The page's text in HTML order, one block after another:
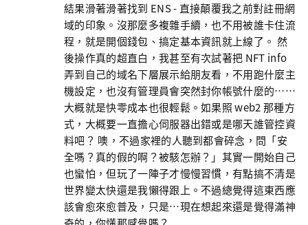
結果滑著滑著找到 ENS - 直接顛覆我之前對註冊網
域的印象。沒那麼多複雜手續，也不用被誰卡住流
程，就是開個錢包、搞定基本資訊就上線了。 然
後操作真的超直白，我甚至有次試著把 NFT info
弄到自己的域名下層展示給朋友看，不用跑什麼主
機設定，也沒有管理員會突然封你帳號什麼的……
大概就是快零成本也很輕鬆。如果照 web2 那種方
式，大概要一直擔心伺服器出錯或是哪天誰管控資
料吧？ 噢，不過家裡的人聽到都會碎念，問「安
全嗎？真的假的啊？被駭怎辦？」其實一開始自己
也蠻怕，但玩了一陣子才慢慢習慣，有點搞不清是
世界變太快還是我懶得跟上。不過總覺得這東西應
該會愈來愈普及，只是…現在想起來還是覺得滿神